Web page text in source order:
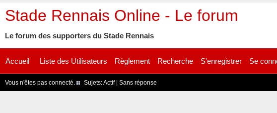
Stade Rennais Online - Le forum
Le forum des supporters du Stade Rennais
Accueil Liste des Utilisateurs Règlement Recherche S'enregistrer Se
Vous n'êtes pas connecté. Sujets:Actif| Sans réponse